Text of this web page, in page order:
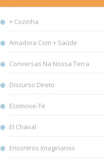
+ Cozinha
Amadora Com + Saúde
Conversas Na Nossa Terra
Discurso Direto
Ecomove-Te
El Chaval
Encontros Imaginarios